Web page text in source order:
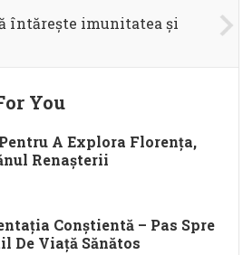
întărește imunitatea și
You
A Explora Florența,
Renașterii
Conștientă – Pas Spre
De Viață Sănătos